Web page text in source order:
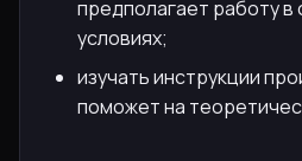
предполагает работу в
условиях;
изучать инструкции
поможет на